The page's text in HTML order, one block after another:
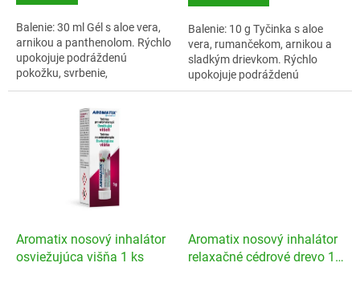
Balenie: 30 ml Gél s aloe vera,
arnikou a panthenolom. Rýchlo
upokojuje podráždenú
pokožku, svrbenie,
začervenanie kože po uštipnutí
Balenie: 10 g Tyčinka s aloe
vera, rumančekom, arnikou a
sladkým drievkom. Rýchlo
upokojuje podráždenú
pokožku, svrbenie,
Aromatix nosový inhalátor
osviežujúca višňa 1 ks
Aromatix nosový inhalátor
relaxačné cédrové drevo 1